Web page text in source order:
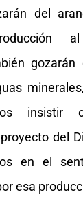
del
gozarán
insistir
del
en el
esa